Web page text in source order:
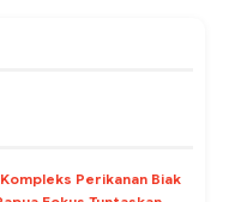
Perikanan Biak